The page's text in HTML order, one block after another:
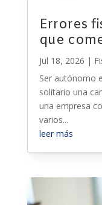
Errores
que
Jul 18, 2026 |
Ser autónomo
solitario una
una empresa
varios...
leer más